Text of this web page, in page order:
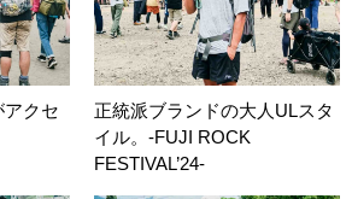
クセ
正統派ブランドの大人ULスタ
イル。-FUJI ROCK
FESTIVAL’24-